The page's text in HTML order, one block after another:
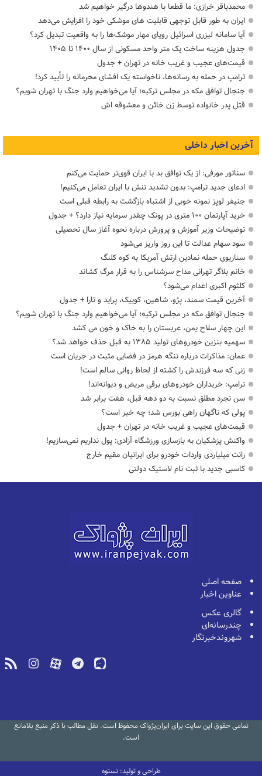
محمدباقر خرازی: ما قطعا با هندوها درگیر خواهیم شد
ایران به طور قابل توجهی قابلیت های موشکی خود را افزایش می‌دهد
آیا سامانه لیزری اسرائیل رویای مهار موشک‌ها را به واقعیت تبدیل کرد؟
جدول هزینه ساخت یک متر واحد مسکونی از سال ۱۴۰۰ تا ۱۴۰۵
قیمت‌های عجیب و غریب خانه در تهران + جدول
ترامپ در حمله‌ به رسانه‌ها، ناخواسته یک افشای محرمانه را تأیید کرد!
جنجال توافق مکه در مجلس ترکیه؛ آیا می‌خواهیم وارد جنگ با تهران شویم؟
قتل پدر خانواده توسط زن خائن و معشوقه اش
آخرین اخبار داخلی
سناتور مورفی: از یک توافق بد با ایران قوی‌تر حمایت می‌کنم
ادعای جدید ترامپ: بدون تشدید تنش با ایران تعامل می‌کنیم!
جنیفر لوپز نمونه خوبی از اشتباه بازگشت به رابطه قبلی است
خرید آپارتمان ۱۰۰ متری در پونک چقدر سرمایه نیاز دارد؟ + جدول
توضیحات وزیر آموزش و پرورش درباره نحوه آغاز سال تحصیلی
سود سهام عدالت تا این روز واریز می‌شود
سناریوی حمله نمادین ارتش آمریکا به کوه کلنگ
خانم بلاگر تهرانی مداح سرشناس را به قرار مرگ کشاند
کلثوم اکبری اعدام می‌شود؟
آخرین قیمت سمند، پژو، شاهین، کوییک، پراید و تارا + جدول
جنجال توافق مکه در مجلس ترکیه؛ آیا می‌خواهیم وارد جنگ با تهران شویم؟
این چهار سلاح یمن، عربستان را به خاک و خون می کشد
سهمیه بنزین خودروهای تولید ۱۳۸۵ به قبل حذف خواهد شد؟
عمان: مذاکرات درباره تنگه هرمز در فضایی مثبت در جریان است
زنی که سه فرزندش را کشته از لحاظ روانی سالم است!
ترامپ: خریداران خودروهای برقی مریض و دیوانه‌اند!
سن تجرد مطلق نسبت به دو دهه قبل، هفت برابر شد
پولی که ناگهان راهی بورس شد؛ چه خبر است؟
قیمت‌های عجیب و غریب خانه در تهران + جدول
واکنش پزشکیان به بازسازی ورزشگاه آزادی: پول نداریم نمی‌سازیم!
رانت میلیاردی واردات خودرو برای ایرانیان مقیم خارج
کاسبی جدید با ثبت نام لاستیک دولتی
صفحه اصلی
عناوین اخبار
گالری عکس
چندرسانه‌ای
شهروندخبرنگار
تمامی حقوق این سایت برای ایران‌پژواک محفوظ است. نقل مطالب با ذکر منبع بلامانع
است.
طراحی و تولید: نستوه